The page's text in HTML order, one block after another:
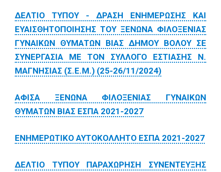
ΔΕΛΤΙΟ ΤΥΠΟΥ - ΔΡΑΣΗ ΕΝΗΜΕΡΩΣΗΣ ΚΑΙ
ΕΥΑΙΣΘΗΤΟΠΟΙΗΣΗΣ ΤΟΥ ΞΕΝΩΝΑ ΦΙΛΟΞΕΝΙΑΣ
ΓΥΝΑΙΚΩΝ ΘΥΜΑΤΩΝ ΒΙΑΣ ΔΗΜΟΥ ΒΟΛΟΥ ΣΕ
ΣΥΝΕΡΓΑΣΙΑ ΜΕ ΤΟΝ ΣΥΛΛΟΓΟ ΕΣΤΙΑΣΗΣ Ν.
ΜΑΓΝΗΣΙΑΣ (Σ.Ε.Μ.) (25-26/11/2024)
ΑΦΙΣΑ ΞΕΝΩΝΑ ΦΙΛΟΞΕΝΙΑΣ ΓΥΝΑΙΚΩΝ
ΘΥΜΑΤΩΝ ΒΙΑΣ ΕΣΠΑ 2021-2027
ΕΝΗΜΕΡΩΤΙΚΟ ΑΥΤΟΚΟΛΛΗΤΟ ΕΣΠΑ 2021-2027
ΔΕΛΤΙΟ ΤΥΠΟΥ ΠΑΡΑΧΩΡΗΣΗ ΣΥΝΕΝΤΕΥΞΗΣ